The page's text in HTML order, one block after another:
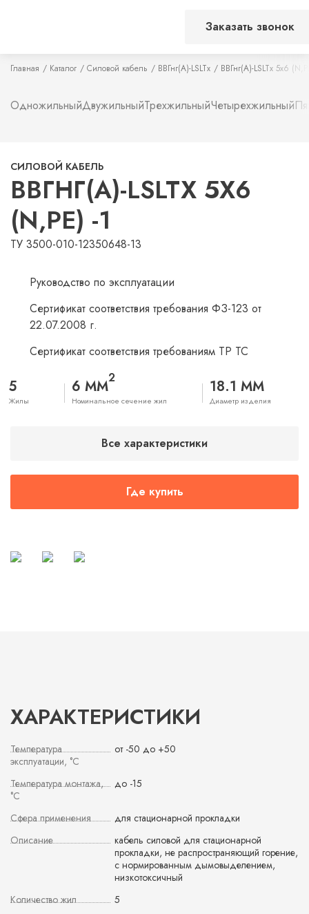
Заказать звонок
Главная Каталог Силовой кабель ВВГнг(А)-LSLTx ВВГнг(А)-LSLTx 5х6
ОдножильныйДвужильныйТрехжильныйЧетырехжильный
СИЛОВОЙ КАБЕЛЬ
ВВГНГ(А)-LSLTX 5Х6
(N,PE) -1
ТУ 3500-010-12350648-13
Руководство по эксплуатации
Сертификат соответствия требования ФЗ-123 от
22.07.2008 г.
Сертификат соответствия требованиям ТР ТС
5
Жилы
6 ММ2
Номинальное сечение жил
18.1 ММ
Диаметр изделия
Все характеристики
Где купить
ХАРАКТЕРИСТИКИ
Температура
эксплуатации, °С
от -50 до +50
Температура монтажа,
°С
до -15
Сфера применения
для стационарной прокладки
Описание
кабель силовой для стационарной
прокладки, не распространяющий горение,
с нормированным дымовыделением,
низкотоксичный
Количество жил
5